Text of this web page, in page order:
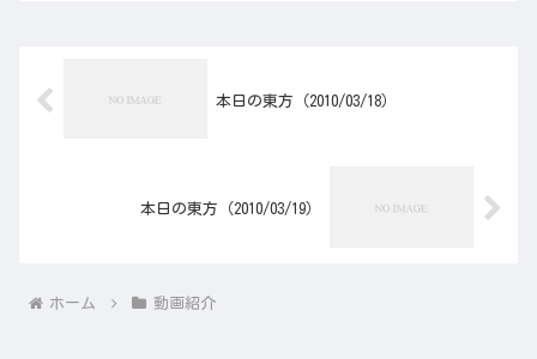
本日の東方（2010/03/18）
本日の東方（2010/03/19）
ホーム 動画紹介